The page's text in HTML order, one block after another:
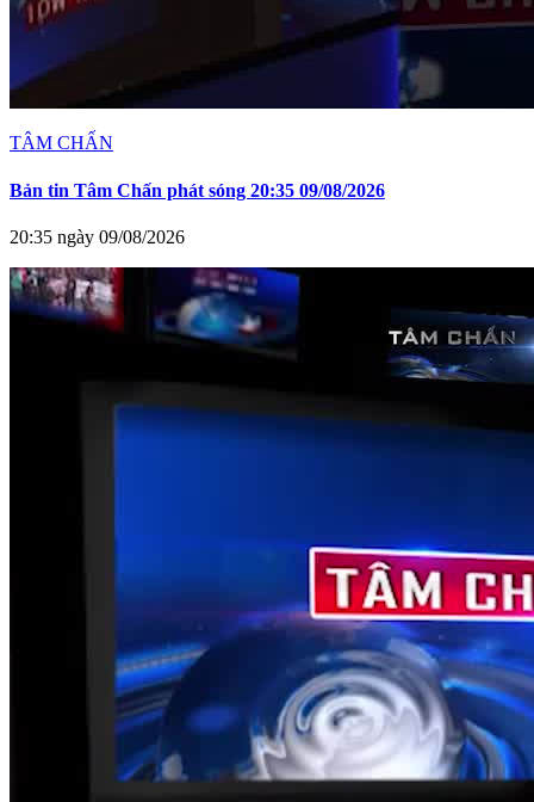
TÂM CHẤN
Bản tin Tâm Chấn phát sóng 20:35 09/08/2026
20:35 ngày 09/08/2026